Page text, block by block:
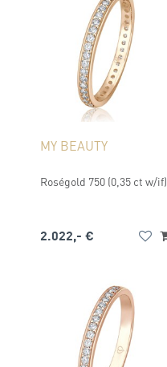
MY BEAUTY
Roségold 750 (0,35 ct w/if)
2.022,- €